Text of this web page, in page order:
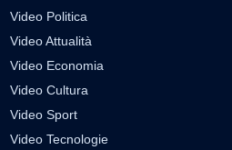
Video Politica
Video Attualità
Video Economia
Video Cultura
Video Sport
Video Tecnologie